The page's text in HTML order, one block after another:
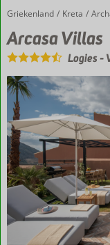
Hartelijke
Panorama
zwembad
Home
Griekenland Kreta
Arcasa Villas
Arcasa Villas
Logies-